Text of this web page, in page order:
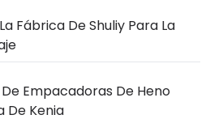
Fábrica De Shuliy Para La
Empacadoras De Heno
De Kenia